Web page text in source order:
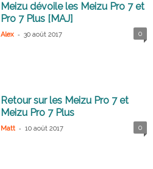
Meizu dévoile les Meizu Pro 7 et
Pro 7 Plus [MAJ]
Alex - 30 août 2017 0
Retour sur les Meizu Pro 7 et
Meizu Pro 7 Plus
Matt - 10 août 2017 0